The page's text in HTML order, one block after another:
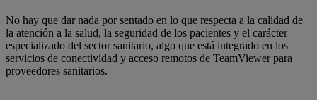
No hay que dar nada por sentado en lo que respecta a la calidad de
la atención a la salud, la seguridad de los pacientes y el carácter
especializado del sector sanitario, algo que está integrado en los
servicios de conectividad y acceso remotos de TeamViewer para
proveedores sanitarios.